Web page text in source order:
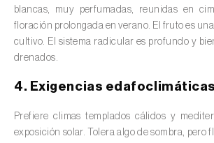
Melissa, Pimpinella, Rosmarinus
Arroz (Oryza spp.)
Batata dulce (Ipomoea batatas)
blancas, muy perfumadas, reunidas en
floración prolongada en verano. El fruto es
cultivo. El sistema radicular es profundo y
drenados.
4. Exigencias edafoclimáticas
Prefiere climas templados cálidos y
exposición solar. Tolera algo de sombra, pero